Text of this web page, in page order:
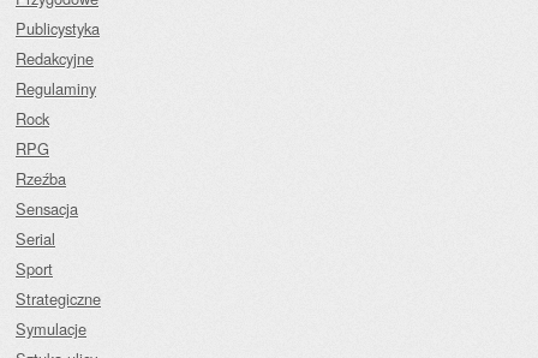
Publicystyka
Redakcyjne
Regulaminy
Rock
RPG
Rzeźba
Sensacja
Serial
Sport
Strategiczne
Symulacje